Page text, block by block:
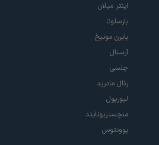
اینتر میلان
بارسلونا
بایرن مونیخ
آرسنال
چلسی
رئال مادرید
لیورپول
منچستریونایتد
یوونتوس